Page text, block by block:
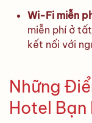
Wi-Fi miễn
miễn phí ở
kết nối với
Những
Hotel Bạn